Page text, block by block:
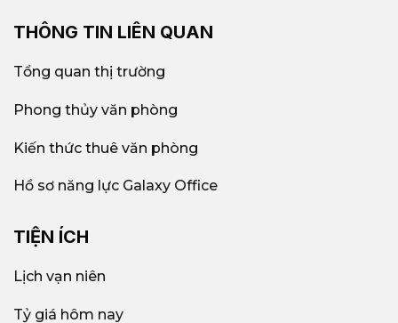
THÔNG TIN LIÊN QUAN
Tổng quan thị trường
Phong thủy văn phòng
Kiến thức thuê văn phòng
Hồ sơ năng lực Galaxy Office
TIỆN ÍCH
Lịch vạn niên
Tỷ giá hôm nay